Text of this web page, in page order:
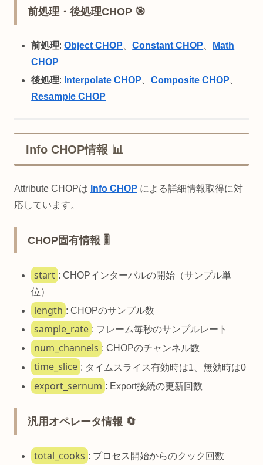
前処理・後処理CHOP 🎯
前処理:Object CHOP 、Constant CHOP
Math
CHOP
後処理: Interpolate CHOP 、Composite CHOP
Resample CHOP
Info CHOP情報 📊
Attribute CHOPは Info CHOP による詳細情報取得に対
応しています。
CHOP固有情報 🎚️
start : CHOPインターバルの開始（サンプル単
位）
length : CHOPのサンプル数
sample_rate : フレーム毎秒のサンプルレート
num_channels : CHOPのチャンネル数
time_slice : タイムスライス有効時は1、無効時は0
export_sernum : Export接続の更新回数
汎用オペレータ情報 🔄
total_cooks : プロセス開始からのクック回数